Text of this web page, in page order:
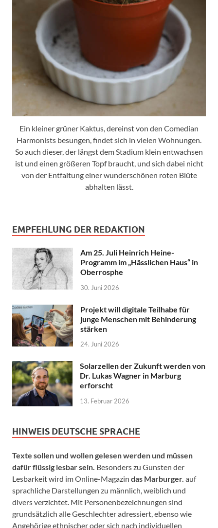
Ein kleiner grüner Kaktus, dereinst von den Comedian
Harmonists besungen, findet sich in vielen Wohnungen.
So auch dieser, der längst dem Stadium klein entwachsen
ist und einen größeren Topf braucht, und sich dabei nicht
von der Entfaltung einer wunderschönen roten Blüte
abhalten lässt.
EMPFEHLUNG DER REDAKTION
Am 25. Juli Heinrich Heine-
Programm im „Hässlichen Haus“ in
Oberrosphe
30. Juni 2026
Projekt will digitale Teilhabe für
junge Menschen mit Behinderung
stärken
24. Juni 2026
Solarzellen der Zukunft werden von
Dr. Lukas Wagner in Marburg
erforscht
13. Februar 2026
HINWEIS DEUTSCHE SPRACHE
Texte sollen und wollen gelesen werden und müssen
dafür flüssig lesbar sein. Besonders zu Gunsten der
Lesbarkeit wird im Online-Magazin das Marburger. auf
sprachliche Darstellungen zu männlich, weiblich und
divers verzichtet. Mit Personenbezeichnungen sind
grundsätzlich alle Geschlechter adressiert, ebenso wie
Angehörige ethnischer oder sich nach individuellen